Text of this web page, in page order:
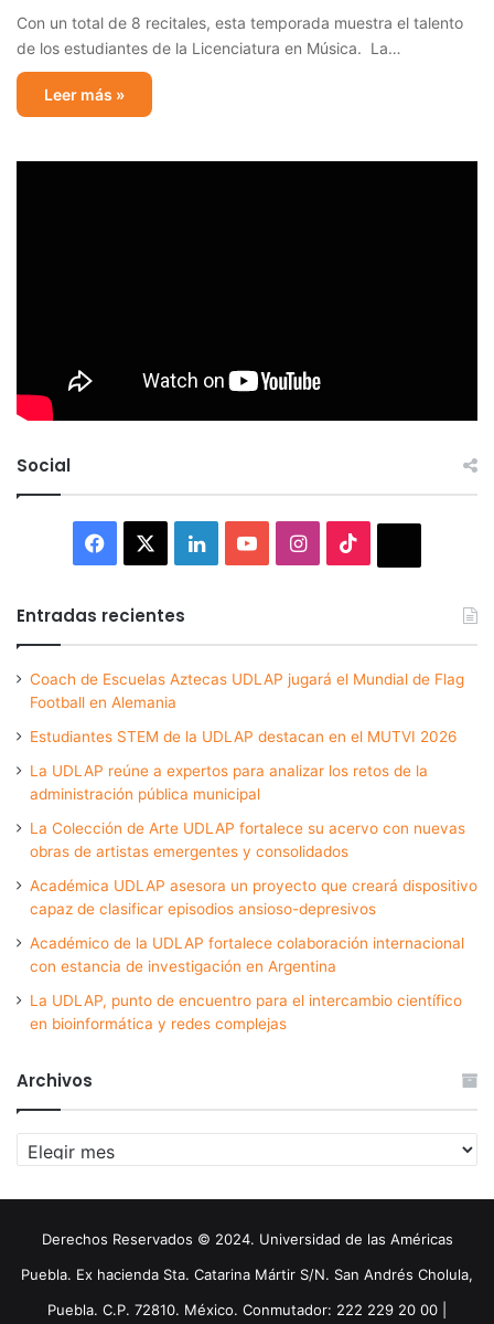
Con un total de 8 recitales, esta temporada muestra el talento
de los estudiantes de la Licenciatura en Música. La…
Leer más »
Social
Facebook LinkedInYouTubeInstagram
Entradas recientes
Coach de Escuelas Aztecas UDLAP jugará el Mundial de Flag
Football en Alemania
Estudiantes STEM de la UDLAP destacan en el MUTVI 2026
La UDLAP reúne a expertos para analizar los retos de la
administración pública municipal
La Colección de Arte UDLAP fortalece su acervo con nuevas
obras de artistas emergentes y consolidados
Académica UDLAP asesora un proyecto que creará dispositivo
capaz de clasificar episodios ansioso-depresivos
Académico de la UDLAP fortalece colaboración internacional
con estancia de investigación en Argentina
La UDLAP, punto de encuentro para el intercambio científico
en bioinformática y redes complejas
Archivos
Archivos
Derechos Reservados © 2024. Universidad de las Américas
Puebla. Ex hacienda Sta. Catarina Mártir S/N. San Andrés Cholula,
Puebla. C.P. 72810. México. Conmutador: 222 229 20 00 |